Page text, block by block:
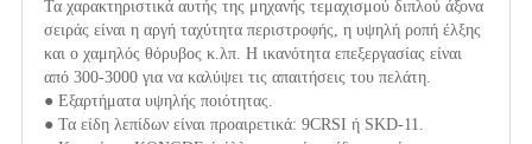
Τα χαρακτηριστικά αυτής της μηχανής τεμαχισμού διπλού άξονα
σειράς είναι η αργή ταχύτητα περιστροφής, η υψηλή ροπή έλξης
και ο χαμηλός θόρυβος κ.λπ. Η ικανότητα επεξεργασίας είναι
από 300-3000 για να καλύψει τις απαιτήσεις του πελάτη.
● Εξαρτήματα υψηλής ποιότητας.
● Τα είδη λεπίδων είναι προαιρετικά: 9CRSI ή SKD-11.